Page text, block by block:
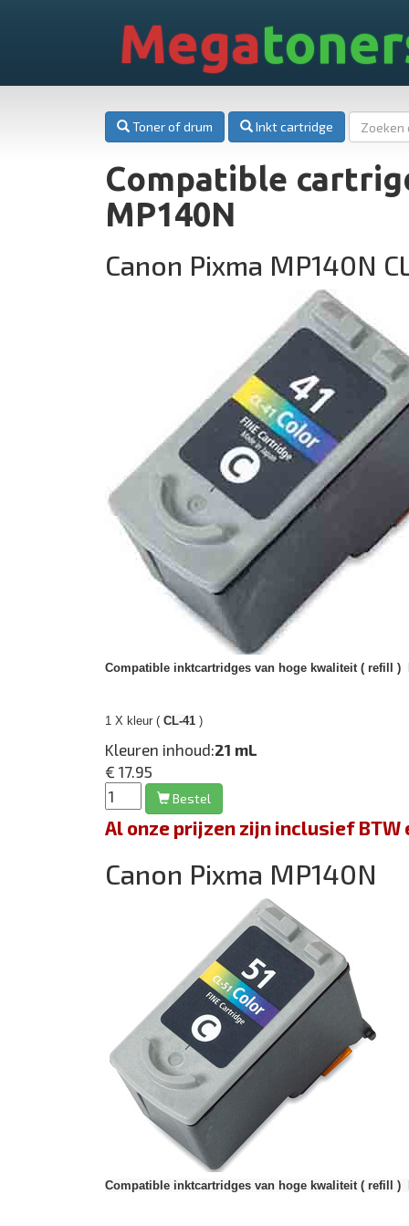
Mega
Toner of drum Inkt cartridge
Compatible
MP140N
Canon Pixma MP140N
Compatible inktcartridges van hoge kwaliteit ( refill )
1 X kleur ( CL-41 )
Kleuren inhoud:21 mL
€ 17.95
Bestel
Al onze prijzen zijn inclusief
Canon Pixma MP140N
Compatible inktcartridges van hoge kwaliteit ( refill )